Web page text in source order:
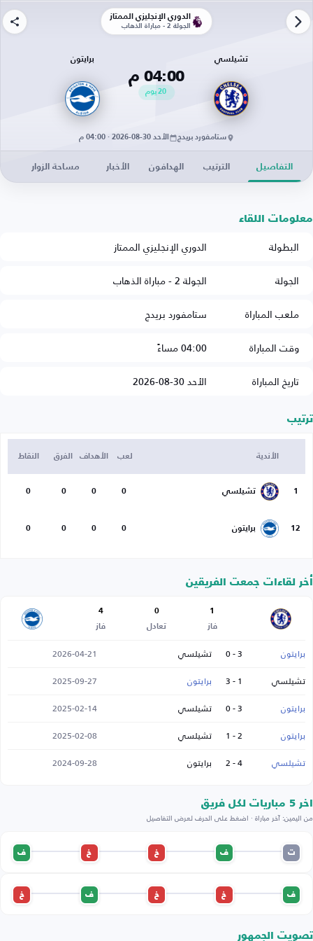
الدوري الإنجليزي الممتاز
الجولة 2 - مباراة الذهاب
تشيلسي
04:00 م
20يوم
برايتون
ستامفورد بريدج الأحد 30-08-2026 · 04:00 م
التفاصيل الترتيب الهدافون الأخبار مساحة الزوار
معلومات اللقاء
البطولة
الدوري الإنجليزي الممتاز
الجولة
الجولة 2 - مباراة الذهاب
ملعب المباراة
ستامفورد بريدج
وقت المباراة
04:00 مساءً
تاريخ المباراة
الأحد 30-08-2026
ترتيب
الأندية لعب الأهداف الفرق النقاط
1 تشيلسي 0
0
0
0
12 برايتون 0
0
0
0
أخر لقاءات جمعت الفريقين
1
فاز
0
تعادل
4
فاز
برايتون 3 - 0 تشيلسي
2026-04-21
تشيلسي
1 - 3 برايتون
2025-09-27
برايتون
3 - 0 تشيلسي
2025-02-14
برايتون
2 - 1 تشيلسي
2025-02-08
تشيلسي
4 - 2 برايتون 2024-09-28
اخر 5 مباريات لكل فريق
من اليمين: آخر مباراة · اضغط على الحرف لعرض التفاصيل
ت ف خ خ ف
ف خ خ ف خ
تصويت الجمهور